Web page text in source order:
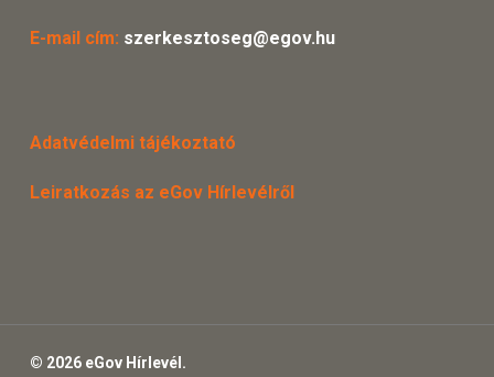
E-mail cím: szerkesztoseg@egov.hu
Adatvédelmi tájékoztató
Leiratkozás az eGov Hírlevélről
© 2026 eGov Hírlevél.